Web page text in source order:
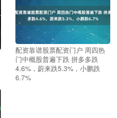
配资靠谱股票配资门户 周四热
门中概股普遍下跌 拼多多跌
4.6%，蔚来跌5.3%，小鹏跌
6.7%